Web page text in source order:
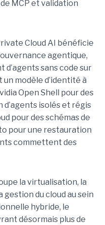
MCP et validation
Cloud AI bénéficie
agentique,
sans code sur
modèle d’identité à
Open Shell pour des
isolés et régis
pour des schémas de
pour une restauration
commettent des
la virtualisation, la
du cloud au sein
hybride, le
désormais plus de